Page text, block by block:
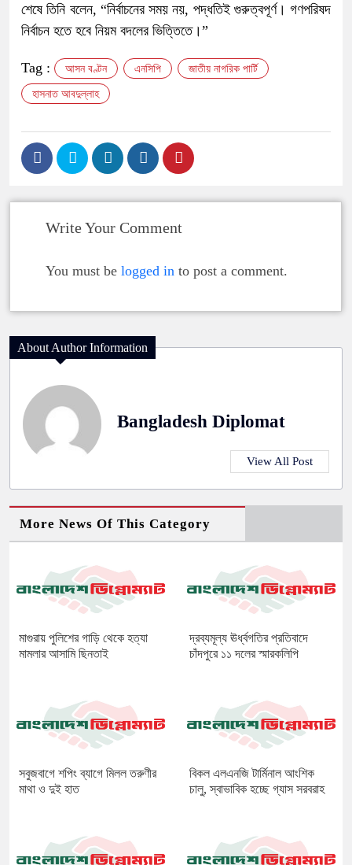
শেষে তিনি বলেন, “নির্বাচনের সময় নয়, পদ্ধতিই গুরুত্বপূর্ণ। গণপরিষদ
নির্বাচন হতে হবে নিয়ম বদলের ভিত্তিতে।”
Tag : আসন বণ্টন এনসিপি জাতীয় নাগরিক পার্টি
হাসনাত আবদুল্লাহ
Write Your Comment
You must be logged in to post a comment.
About Author Information
Bangladesh Diplomat
View All Post
More News Of This Category
মাগুরায় পুলিশের গাড়ি থেকে হত্যা
মামলার আসামি ছিনতাই
দ্রব্যমূল্য ঊর্ধ্বগতির প্রতিবাদে
চাঁদপুরে ১১ দলের স্মারকলিপি
সবুজবাগে শপিং ব্যাগে মিলল তরুণীর
মাথা ও দুই হাত
বিকল এলএনজি টার্মিনাল আংশিক
চালু, স্বাভাবিক হচ্ছে গ্যাস সরবরাহ